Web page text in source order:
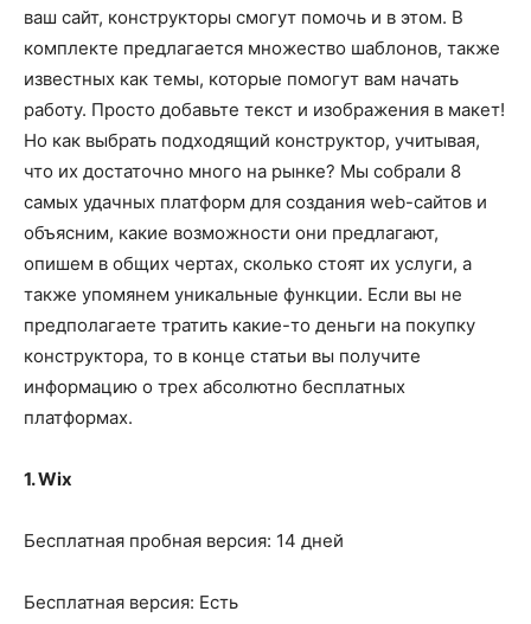
ваш сайт, конструкторы смогут помочь и в этом. В
комплекте предлагается множество шаблонов, также
известных как темы, которые помогут вам начать
работу. Просто добавьте текст и изображения в макет!
Но как выбрать подходящий конструктор, учитывая,
что их достаточно много на рынке? Мы собрали 8
самых удачных платформ для создания web-сайтов и
объясним, какие возможности они предлагают,
опишем в общих чертах, сколько стоят их услуги, а
также упомянем уникальные функции. Если вы не
предполагаете тратить какие-то деньги на покупку
конструктора, то в конце статьи вы получите
информацию о трех абсолютно бесплатных
платформах.
1. Wix
Бесплатная пробная версия: 14 дней
Бесплатная версия: Есть